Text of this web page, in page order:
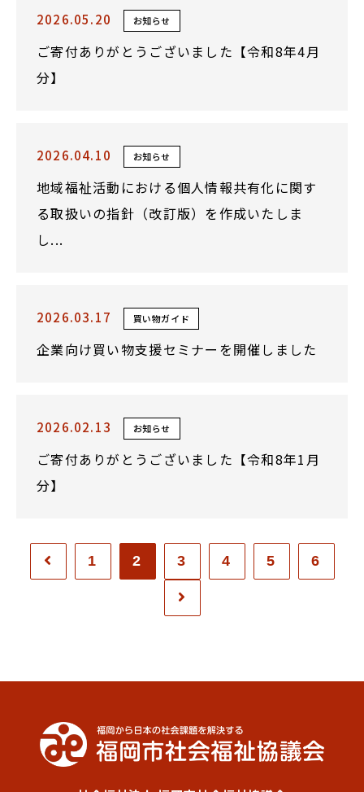
2026.05.20 お知らせ
ご寄付ありがとうございました【令和8年4月
分】
2026.04.10 お知らせ
地域福祉活動における個人情報共有化に関す
る取扱いの指針（改訂版）を作成いたしま
し...
2026.03.17 買い物ガイド
企業向け買い物支援セミナーを開催しました
2026.02.13 お知らせ
ご寄付ありがとうございました【令和8年1月
分】
1 2 3 4 5 6